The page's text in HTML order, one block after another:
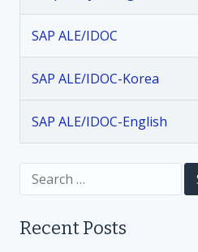
o
r
_
0
6
.
a
t
a
v
i
g
a
t
SAP ALE/IDOC
SAP ALE/IDOC-Korea
SAP ALE/IDOC-English
c
Recent Posts